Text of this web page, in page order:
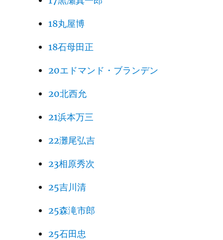
18丸屋博
18石母田正
20エドマンド・ブランデン
20北西允
21浜本万三
22灘尾弘吉
23相原秀次
25吉川清
25森滝市郎
25石田忠